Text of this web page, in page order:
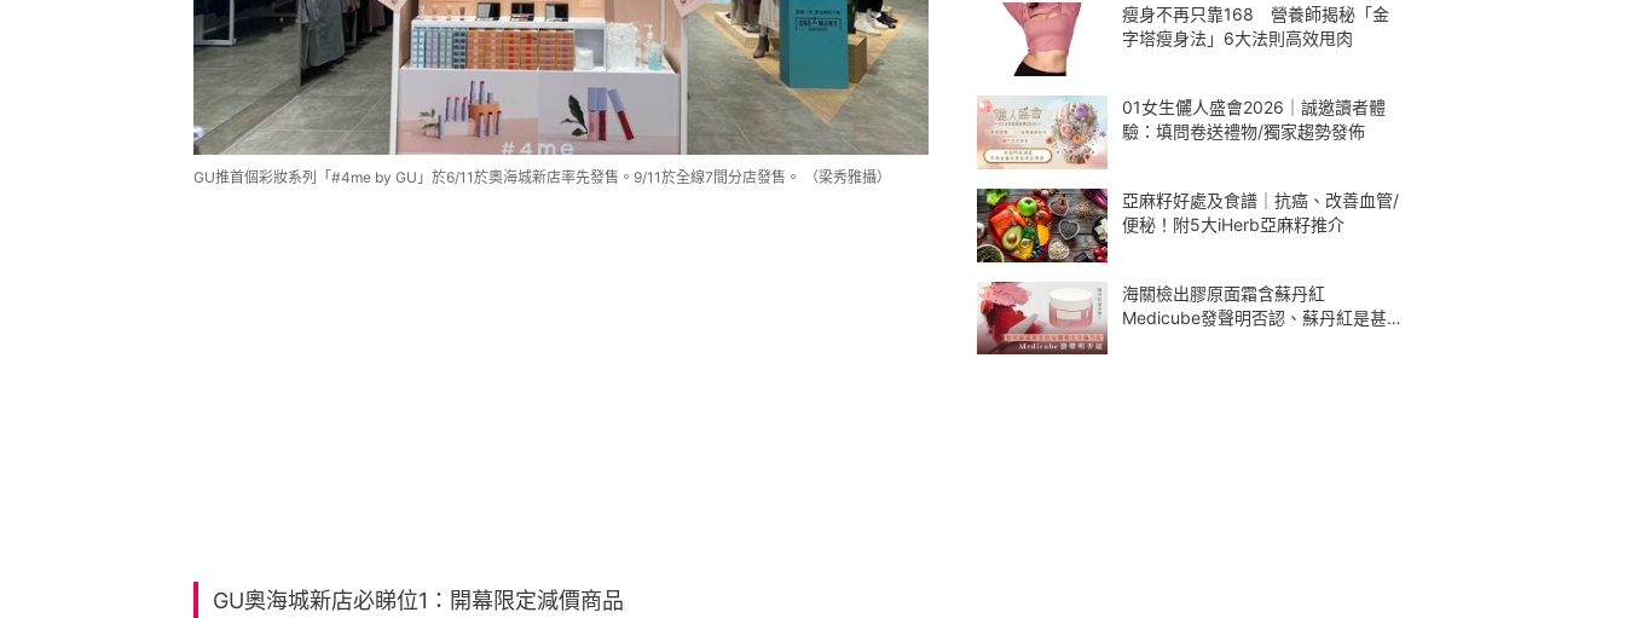
GU推首個彩妝系列「#4me by GU」於6/11於奧海城新店率先發售。9/11於全線7間分店發售。 （梁秀雅攝）
GU奧海城新店必睇位1：開幕限定減價商品
瘦身不再只靠168 營養師揭秘「金
字塔瘦身法」6大法則高效甩肉
01女生儷人盛會2026｜誠邀讀者體
驗：填問卷送禮物/獨家趨勢發佈
亞麻籽好處及食譜｜抗癌、改善血管/
便秘！附5大iHerb亞麻籽推介
海關檢出膠原面霜含蘇丹紅
Medicube發聲明否認、蘇丹紅是甚